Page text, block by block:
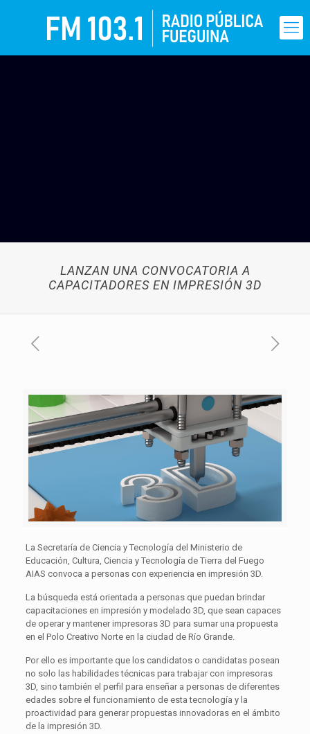
LANZAN UNA CONVOCATORIA A
CAPACITADORES EN IMPRESIÓN 3D
La Secretaría de Ciencia y Tecnología del Ministerio de
Educación, Cultura, Ciencia y Tecnología de Tierra del Fuego
AIAS convoca a personas con experiencia en impresión 3D.
La búsqueda está orientada a personas que puedan brindar
capacitaciones en impresión y modelado 3D, que sean capaces
de operar y mantener impresoras 3D para sumar una propuesta
en el Polo Creativo Norte en la ciudad de Río Grande.
Por ello es importante que los candidatos o candidatas posean
no solo las habilidades técnicas para trabajar con impresoras
3D, sino también el perfil para enseñar a personas de diferentes
edades sobre el funcionamiento de esta tecnología y la
proactividad para generar propuestas innovadoras en el ámbito
de la impresión 3D.